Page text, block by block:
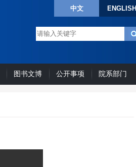
中文 ENGLISH
图书文博 公开事项 院系部门